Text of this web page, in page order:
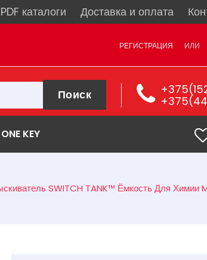
PDF каталоги Доставка и оплата
РЕГИСТРАЦИЯ ИЛИ
Поиск
ONE KEY
SWITCH TANK™ Ёмкость Для Химии